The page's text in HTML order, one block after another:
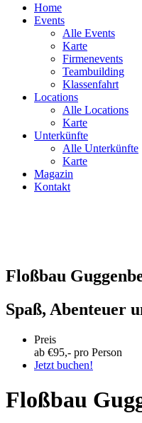
Home
Events
Alle Events
Karte
Firmenevents
Teambuilding
Klassenfahrt
Locations
Alle Locations
Karte
Unterkünfte
Alle Unterkünfte
Karte
Magazin
Kontakt
Floßbau
Spaß, Abenteuer
Preis
ab €95,- pro Person
Jetzt buchen!
Floßbau